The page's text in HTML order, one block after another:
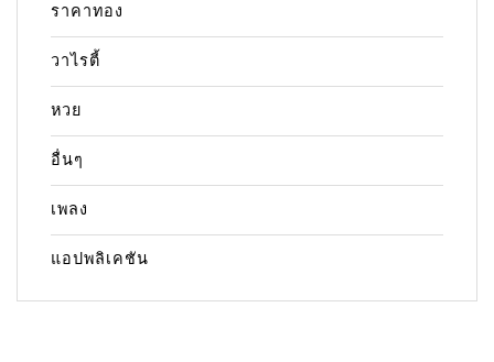
ราคาทอง
วาไรตี้
หวย
อื่นๆ
เพลง
แอปพลิเคชัน